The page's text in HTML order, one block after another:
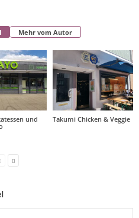
Mehr vom Autor
und
Takumi Chicken & Veggie